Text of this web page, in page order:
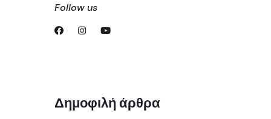
Follow us
Δημοφιλή άρθρα